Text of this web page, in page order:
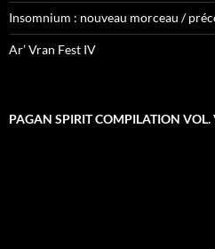
Insomnium : nouveau morceau /
Ar’ Vran Fest IV
PAGAN SPIRIT COMPILATION VOL.